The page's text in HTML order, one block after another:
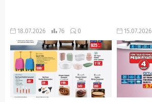
18.07.2026 76 0 15.07.2026